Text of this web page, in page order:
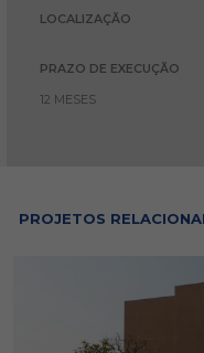
LOCALIZAÇÃO
PRAZO DE EXECUÇÃO
12 MESES
PROJETOS